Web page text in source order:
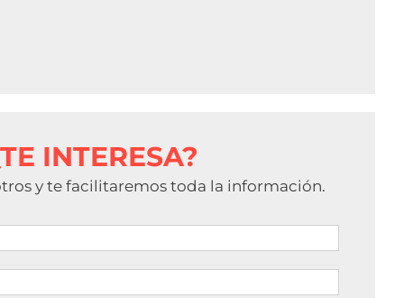
INTERESA?
y te facilitaremos toda la información.